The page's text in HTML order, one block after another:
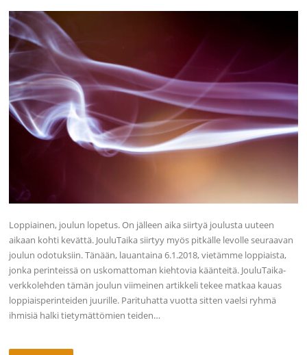
Loppiainen, joulun lopetus. On jälleen aika siirtyä joulusta uuteen
aikaan kohti kevättä. JouluTaika siirtyy myös pitkälle levolle seuraavan
joulun odotuksiin. Tänään, lauantaina 6.1.2018, vietämme loppiaista,
jonka perinteissä on uskomattoman kiehtovia käänteitä. JouluTaika-
verkkolehden tämän joulun viimeinen artikkeli tekee matkaa kauas
loppiaisperinteiden juurille. Parituhatta vuotta sitten vaelsi ryhmä
ihmisiä halki tietymättömien teiden…